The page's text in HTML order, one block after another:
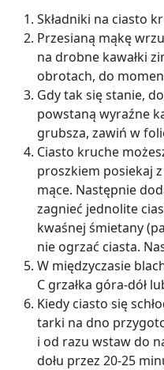
Składniki na ciasto
Przesianą mąkę
na drobne kawałki
obrotach, do
Gdy tak się stanie,
powstaną wyraźne
grubsza, zawiń w
Ciasto kruche
proszkiem posiekaj
mące. Następnie
zagnieć jednolite
kwaśnej śmietany
nie ogrzać ciasta.
W międzyczasie
C grzałka góra-dół
Kiedy ciasto się
tarki na dno
i od razu wstaw do
dołu przez 20-25